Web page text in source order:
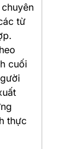
từ
cuối
thực